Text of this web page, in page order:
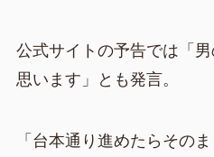
公式サイトの予告では「
思います」とも発言。
「台本通り進めたらその